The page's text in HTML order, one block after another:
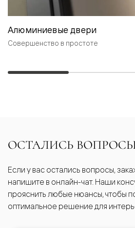
Алюминиевые двери
Совершенство в простоте
ОСТАЛИСЬ
Если у вас остались вопросы,
напишите в онлайн-чат. Наши
прояснить любые нюансы, чтобы
оптимальное решение для